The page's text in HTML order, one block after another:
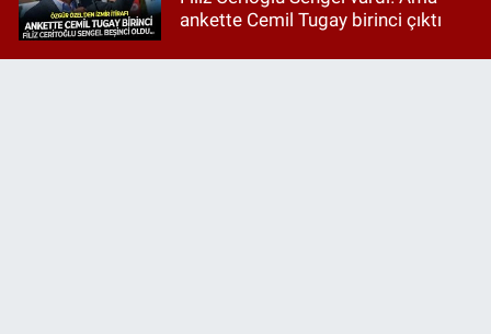
ankette Cemil Tugay birinci çıktı